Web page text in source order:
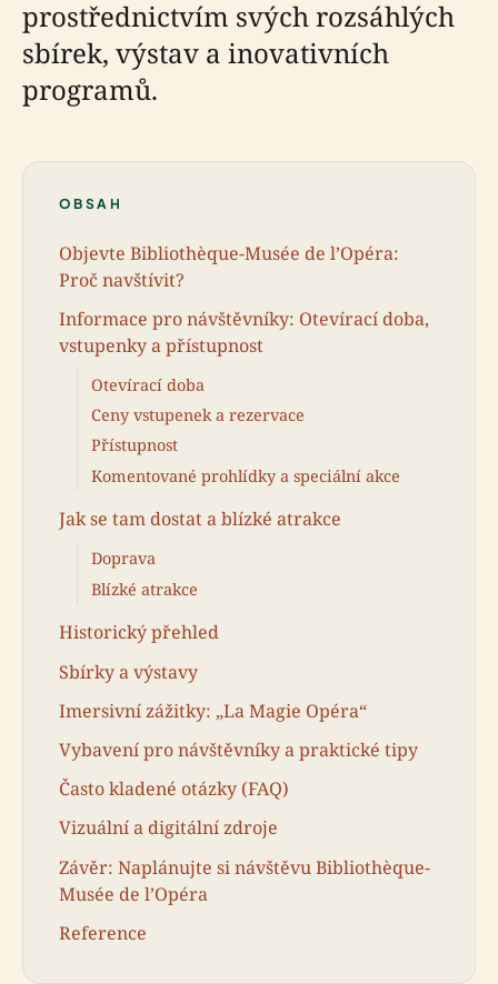
prostřednictvím svých rozsáhlých
sbírek, výstav a inovativních
programů.
OBSAH
Objevte Bibliothèque-Musée de l’Opéra:
Proč navštívit?
Informace pro návštěvníky: Otevírací doba,
vstupenky a přístupnost
Otevírací doba
Ceny vstupenek a rezervace
Přístupnost
Komentované prohlídky a speciální akce
Jak se tam dostat a blízké atrakce
Doprava
Blízké atrakce
Historický přehled
Sbírky a výstavy
Imersivní zážitky: „La Magie Opéra“
Vybavení pro návštěvníky a praktické tipy
Často kladené otázky (FAQ)
Vizuální a digitální zdroje
Závěr: Naplánujte si návštěvu Bibliothèque-
Musée de l’Opéra
Reference